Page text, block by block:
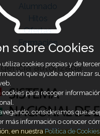
Alumnado
Hitos
Ofertas
Formación
autorizada
sobre Cookies
utiliza cookies propias y de
que ayude a optimizar
cookies para recoger
consideramos que
más información o conocer
en nuestraPolítica de Cookies